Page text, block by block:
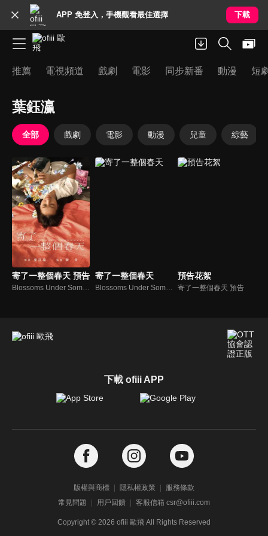
APP 免登入，手機觀看最佳選擇 下載
推薦 電視頻道 戲劇 電影 同步新番 動漫 短
葉鈺瀛
全部 戲劇 電影 動漫 兒童 綜藝
寄了一整個春天 預告
Blossoms Under Somewhere
寄了一整個春天
Blossoms Under Somewhere
預告花絮
寄了一整個春天 預告
下載 ofiii APP
版權與商標 隱私權政策
服務條款
常見問題
用戶回饋 客服信箱 csr@ofiii.com
Copyright © 2026 ofiii 歐飛 All Rights Reserved